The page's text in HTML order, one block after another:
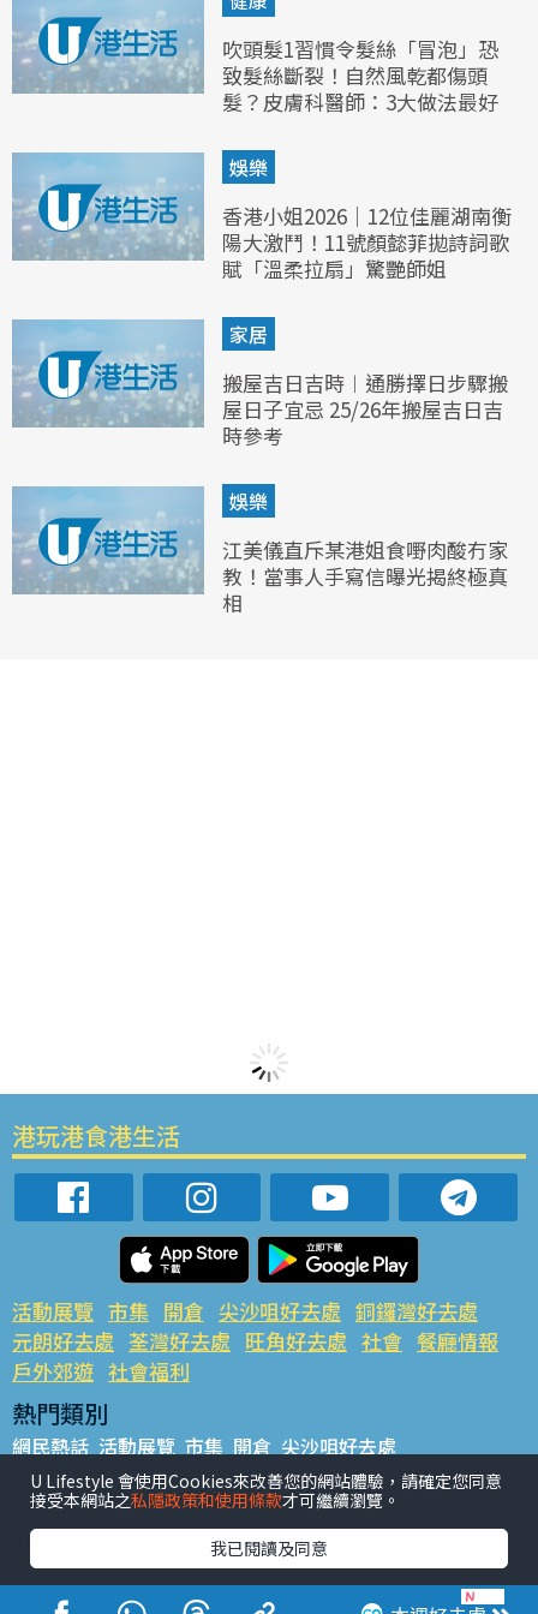
吹頭髮1習慣令髮絲「冒泡」恐
致髮絲斷裂！自然風乾都傷頭
髮？皮膚科醫師：3大做法最好
娛樂
香港小姐2026｜12位佳麗湖南衡
陽大激鬥！11號顏懿菲拋詩詞歌
賦「溫柔拉扇」驚艷師姐
家居
搬屋吉日吉時︱通勝擇日步驟搬
屋日子宜忌 25/26年搬屋吉日吉
時參考
娛樂
江美儀直斥某港姐食嘢肉酸冇家
教！當事人手寫信曝光揭終極真
相
港玩港食港生活
活動展覽 市集 開倉 尖沙咀好去處 銅鑼灣好去處
元朗好去處 荃灣好去處 旺角好去處 社會 餐廳情報
戶外郊遊 社會福利
熱門類別
網民熱話 活動展覽 市集 開倉 尖沙咀好去處
銅鑼灣好去處 元朗好去處 荃灣好去處 旺角好去處 社會
餐廳情報 戶外郊遊
熱門標籤
#UGO搵好去處 #人氣活動推介 #美食社群熱話
#親子玩樂好去處
#ULifestyle應用程式 #限時搶
U Lifestyle 會使用Cookies來改善您的網站體驗，請確定您同意
接受本網站之私隱政策和使用條款才可繼續瀏覽。
我已閱讀及同意